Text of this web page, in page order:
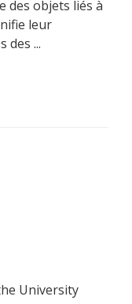
des objets liés à
leur
des ...
University